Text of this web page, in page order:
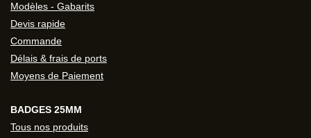
Modèles - Gabarits
Devis rapide
Commande
Délais & frais de ports
Moyens de Paiement
BADGES 25MM
Tous nos produits